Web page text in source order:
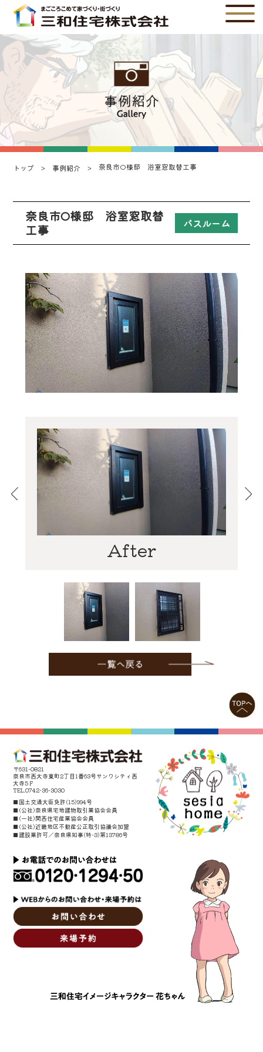
トップ 事例紹介 奈良市O様邸 浴室窓取替工事
奈良市O様邸 浴室窓取替
工事
バスルーム
After
〒631-0821
奈良市西大寺東町2丁目1番63号サンワシティ西
大寺5Ｆ
TEL.0742-36-3030
■国土交通大臣免許(15)994号
■(公社)奈良県宅地建物取引業協会会員
■(一社)関西住宅産業協会会員
■(公社)近畿地区不動産公正取引協議会加盟
■建設業許可／奈良県知事(特-3)第13786号